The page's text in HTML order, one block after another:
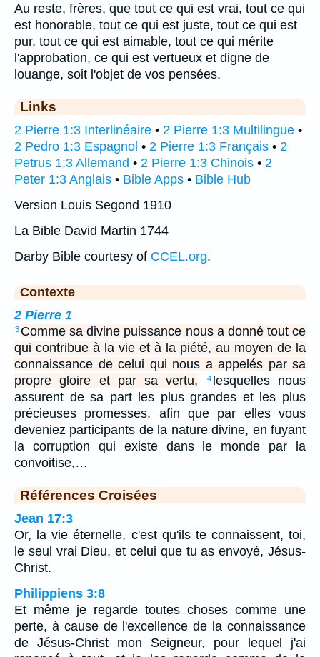
Au reste, frères, que tout ce qui est vrai, tout ce qui
est honorable, tout ce qui est juste, tout ce qui est
pur, tout ce qui est aimable, tout ce qui mérite
l'approbation, ce qui est vertueux et digne de
louange, soit l'objet de vos pensées.
Links
2 Pierre 1:3 Interlinéaire • 2 Pierre 1:3 Multilingue •
2 Pedro 1:3 Espagnol • 2 Pierre 1:3 Français • 2
Petrus 1:3 Allemand • 2 Pierre 1:3 Chinois • 2
Peter 1:3 Anglais • Bible Apps • Bible Hub
Version Louis Segond 1910
La Bible David Martin 1744
Darby Bible courtesy of CCEL.org.
Contexte
2 Pierre 1
3 Comme sa divine puissance nous a donné tout ce
qui contribue à la vie et à la piété, au moyen de la
connaissance de celui qui nous a appelés par sa
propre gloire et par sa vertu,
4 lesquelles nous
assurent de sa part les plus grandes et les plus
précieuses promesses, afin que par elles vous
deveniez participants de la nature divine, en fuyant
la corruption qui existe dans le monde par la
convoitise,…
Références Croisées
Jean 17:3
Or, la vie éternelle, c'est qu'ils te connaissent, toi,
le seul vrai Dieu, et celui que tu as envoyé, Jésus-
Christ.
Philippiens 3:8
Et même je regarde toutes choses comme une
perte, à cause de l'excellence de la connaissance
de Jésus-Christ mon Seigneur, pour lequel j'ai